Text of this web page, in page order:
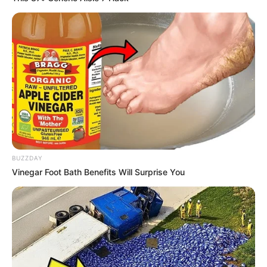
noch unserenKindermund.
Über unsere Adresssuche
sind zudem Schulen und
Kindergärten in Bad Wildbad zu finden. Und zu guter Letzt
gibt es hier noch die Möglichkeit für Kinder Artikel bei
Amazon zu bestellen:Geschenke zum Kindergeburtstag
undGeschenke zum Kindertag
Noch etwas zum Thema Klassenfahrt und
Schulausflug:
Deutschland e.V. (NABU) betreibt in allen Nationalparks,
Biosphärenreservaten und größeren Naturschutzgebieten
eigene Infozentren mit Ausstellungen und Angeboten zu
geführten Touren, unter denen es viele spezielle
Programme für Schulklassen gibt. Auf der Seite
www.nabu.desind unter der Rubrik "Gruppen" die
Ansprechpartner und die Naturschutzzentren in allen
BUZZDAY
Vinegar Foot Bath Benefits Will Surprise You